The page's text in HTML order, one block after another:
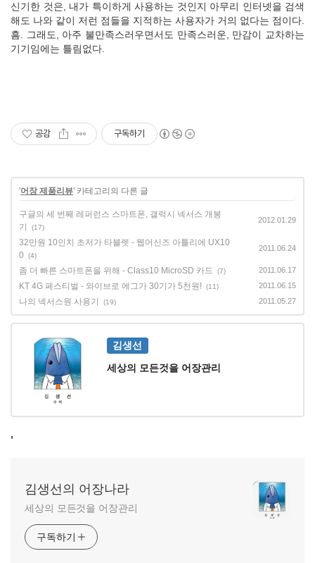
신기한 것은, 내가 특이하게 사용하는 것인지 아무리 인터넷을 검색
해도 나와 같이 저런 점들을 지적하는 사용자가 거의 없다는 점이다.
흠. 그래도, 아주 불만족스러우면서도 만족스러운, 만감이 교차하는
기기임에는 틀림없다.
공감 구독하기
'어장 제품리뷰' 카테고리의 다른 글
구글의 세 번째 레퍼런스 스마트폰, 갤럭시 넥서스 개봉
기
(17)
2012.01.29
32만원 10인치 초저가 타블렛 - 웹머신즈 아틀리에 UX10
0
(4)
2011.06.24
좀 더 빠른 스마트폰을 위해 - Class10 MicroSD 카드 (7) 2011.06.17
KT 4G 페스티벌 - 와이브로 에그가 30기가 5천원! (11) 2011.06.15
나의 넥서스원 사용기 (19) 2011.05.27
김생선
세상의 모든것을 어장관리
,
김생선의 어장나라
세상의 모든것을 어장관리
구독하기